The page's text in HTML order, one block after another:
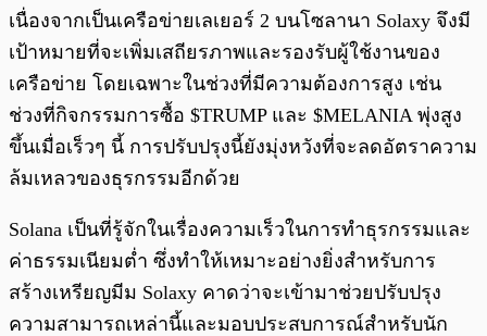
เนื่องจากเป็นเครือข่ายเลเยอร์ 2 บนโซลานา Solaxy จึงมี
เป้าหมายที่จะเพิ่มเสถียรภาพและรองรับผู้ใช้งานของ
เครือข่าย โดยเฉพาะในช่วงที่มีความต้องการสูง เช่น
ช่วงที่กิจกรรมการซื้อ $TRUMP และ $MELANIA พุ่งสูง
ขึ้นเมื่อเร็วๆ นี้ การปรับปรุงนี้ยังมุ่งหวังที่จะลดอัตราความ
ล้มเหลวของธุรกรรมอีกด้วย
Solana เป็นที่รู้จักในเรื่องความเร็วในการทำธุรกรรมและ
ค่าธรรมเนียมต่ำ ซึ่งทำให้เหมาะอย่างยิ่งสำหรับการ
สร้างเหรียญมีม Solaxy คาดว่าจะเข้ามาช่วยปรับปรุง
ความสามารถเหล่านี้และมอบประสบการณ์สำหรับนัก